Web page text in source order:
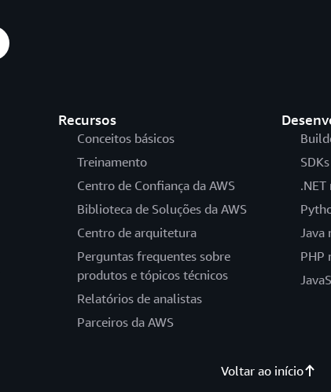
Recursos
Conceitos básicos
Treinamento
Centro de Confiança da AWS
Biblioteca de Soluções da AWS
Centro de arquitetura
Perguntas frequentes sobre
produtos e tópicos técnicos
Relatórios de analistas
Parceiros da AWS
.NET
Java
PHP
Voltar ao início